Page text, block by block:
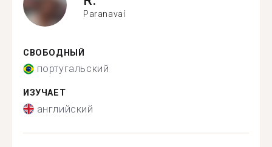
Paranavaí
СВОБОДНЫЙ
португальский
ИЗУЧАЕТ
английский